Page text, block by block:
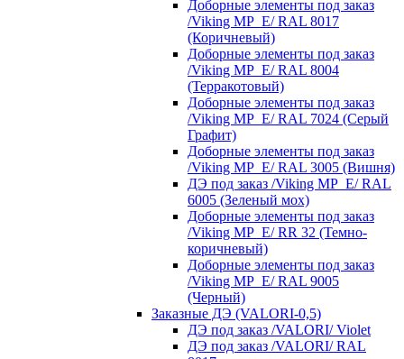
Доборные элементы под заказ
/Viking MP_E/ RAL 8017
(Коричневый)
Доборные элементы под заказ
/Viking MP_E/ RAL 8004
(Терракотовый)
Доборные элементы под заказ
/Viking MP_E/ RAL 7024 (Серый
Графит)
Доборные элементы под заказ
/Viking MP_E/ RAL 3005 (Вишня)
ДЭ под заказ /Viking MP_E/ RAL
6005 (Зеленый мох)
Доборные элементы под заказ
/Viking MP_E/ RR 32 (Темно-
коричневый)
Доборные элементы под заказ
/Viking MP_E/ RAL 9005
(Черный)
Заказные ДЭ (VALORI-0,5)
ДЭ под заказ /VALORI/ Violet
ДЭ под заказ /VALORI/ RAL